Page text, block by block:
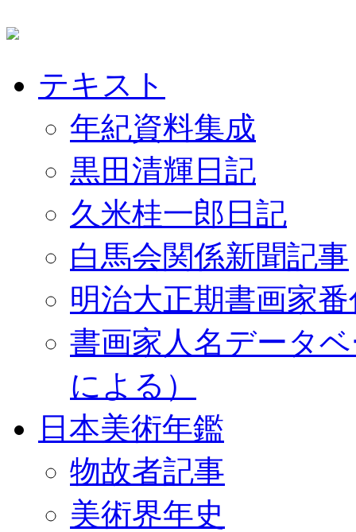
テキスト
年紀資料集成
黒田清輝日記
久米桂一郎日記
白馬会関係新聞記事
明治大正期書画家
書画家人名データ
による）
日本美術年鑑
物故者記事
美術界年史